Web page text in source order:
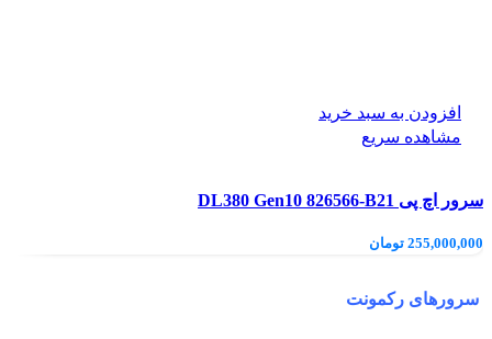
افزودن به سبد خرید
مشاهده سریع
سرور اچ پی DL380 Gen10 826566-B21
255,000,000 تومان
سرورهای رکمونت